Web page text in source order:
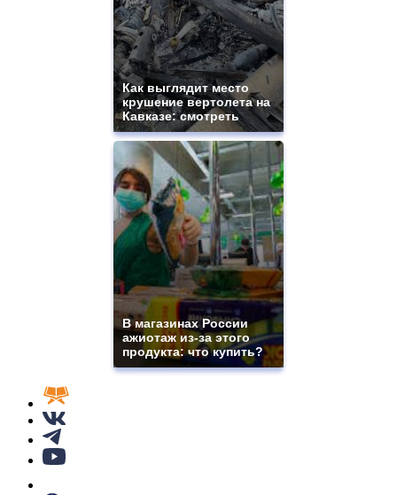
Как выглядит место
крушение вертолета на
Кавказе: смотреть
В магазинах России
ажиотаж из-за этого
продукта: что купить?